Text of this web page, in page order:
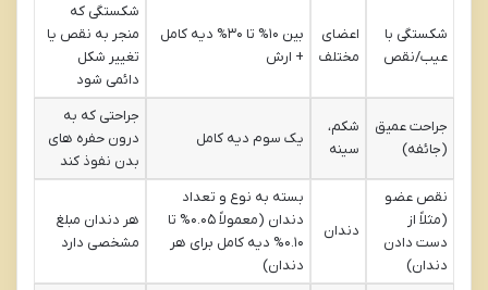
شکستگی با
عیب/نقص
اعضای
مختلف
بین ۱۰% تا ۳۰% دیه کامل
+ ارش
شکستگی که
منجر به نقص یا
تغییر شکل
دائمی شود
جراحت عمیق
(جائفه)
شکم،
سینه
یک سوم دیه کامل
جراحتی که به
درون حفره های
بدن نفوذ کند
نقص عضو
(مثلاً از
دست دادن
دندان)
دندان
بسته به نوع و تعداد
دندان (معمولاً ۰.۰۵% تا
۰.۱۰% دیه کامل برای هر
دندان)
هر دندان مبلغ
مشخصی دارد